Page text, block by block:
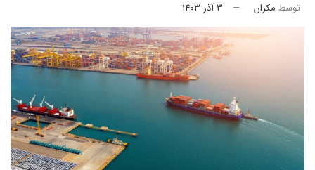
توسط مکران ۳ آذر ۱۴۰۳